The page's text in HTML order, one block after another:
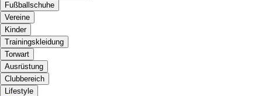
Fußballschuhe
Vereine
Kinder
Trainingskleidung
Torwart
Ausrüstung
Clubbereich
Lifestyle